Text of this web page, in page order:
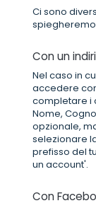
Ci sono
Con un
Nel caso in
accedere
completare i
Nome,
opzionale,
selezionare
prefisso del
un account'.
Con